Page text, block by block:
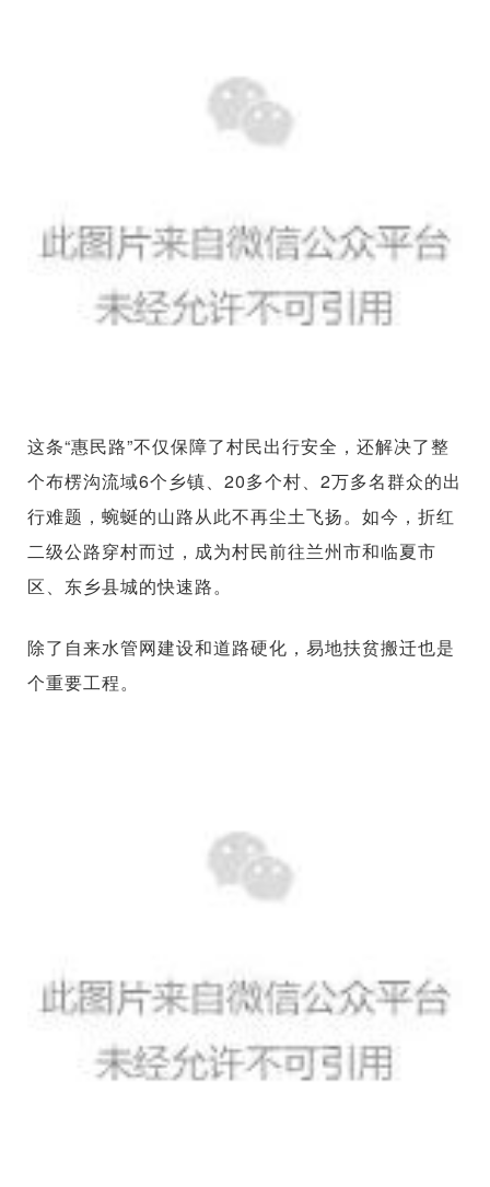
这条“惠民路”不仅保障了村民出行安全，还解决了整
个布楞沟流域6个乡镇、20多个村、2万多名群众的出
行难题，蜿蜒的山路从此不再尘土飞扬。如今，折红
二级公路穿村而过，成为村民前往兰州市和临夏市
区、东乡县城的快速路。
除了自来水管网建设和道路硬化，易地扶贫搬迁也是
个重要工程。